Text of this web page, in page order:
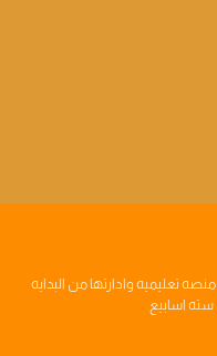
منصه تعليميه وادارتها من البدايه
سته اسابيع